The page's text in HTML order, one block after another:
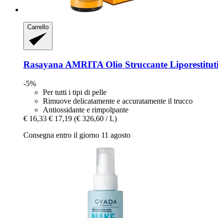
Carrello
Rasayana AMRITA Olio Struccante
-5%
Per tutti i tipi di pelle
Rimuove delicatamente e accuratamente il trucco
Antiossidante e rimpolpante
€ 16,33 € 17,19 (€ 326,60 / L)
Consegna entro il giorno 11 agosto